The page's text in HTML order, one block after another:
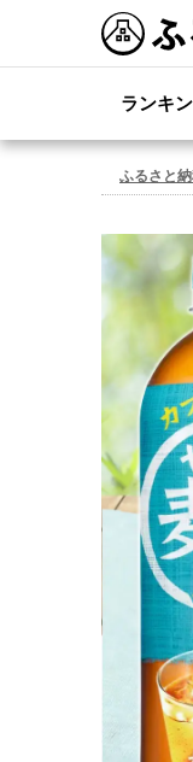
ランキ
ふるさと